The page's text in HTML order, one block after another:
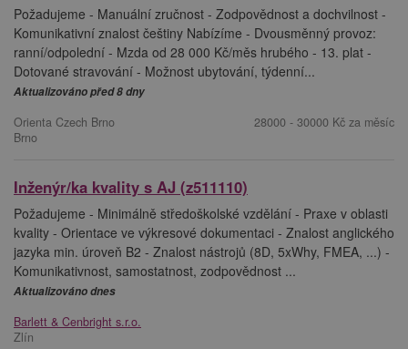
Požadujeme - Manuální zručnost - Zodpovědnost a dochvilnost -
Komunikativní znalost češtiny Nabízíme - Dvousměnný provoz:
ranní/odpolední - Mzda od 28 000 Kč/měs hrubého - 13. plat -
Dotované stravování - Možnost ubytování, týdenní...
Aktualizováno před 8 dny
Orienta Czech Brno
Brno
28000 - 30000 Kč za měsíc
Inženýr/ka kvality s AJ (z511110)
Požadujeme - Minimálně středoškolské vzdělání - Praxe v oblasti
kvality - Orientace ve výkresové dokumentaci - Znalost anglického
jazyka min. úroveň B2 - Znalost nástrojů (8D, 5xWhy, FMEA, ...) -
Komunikativnost, samostatnost, zodpovědnost ...
Aktualizováno dnes
Barlett & Cenbright s.r.o.
Zlín